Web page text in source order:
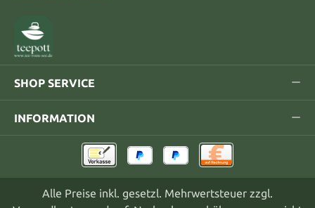
SHOP SERVICE
INFORMATION
Alle Preise inkl. gesetzl. Mehrwertsteuer zzgl.